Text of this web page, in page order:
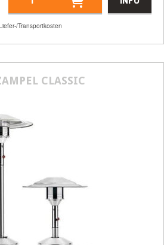
45003
Transportkosten
CLASSIC